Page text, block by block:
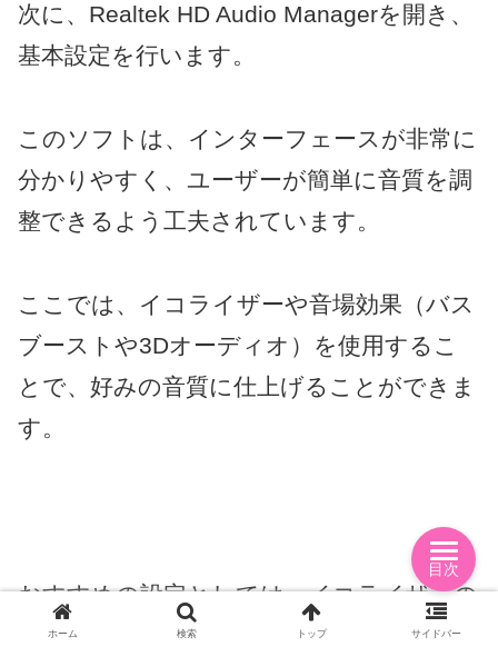
次に、Realtek HD Audio Managerを開き、
基本設定を行います。
このソフトは、インターフェースが非常に
分かりやすく、ユーザーが簡単に音質を調
整できるよう工夫されています。
ここでは、イコライザーや音場効果（バス
ブーストや3Dオーディオ）を使用するこ
とで、好みの音質に仕上げることができま
す。
おすすめの設定としては、イコライザーの
プリセットから「ロック」や「クラシッ
ホーム 検索 トップ サイドバー
目次